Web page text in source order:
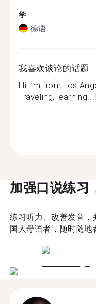
学
德语
我喜欢谈论的话题
Hi I’m from Los
Traveling, learning...
加强口说练习
练习听力、改善发音
国人母语者，随时随地